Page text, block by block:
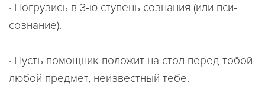
· Погрузись в 3-ю ступень сознания (или пси-
сознание).
· Пусть помощник положит на стол перед тобой
любой предмет, неизвестный тебе.